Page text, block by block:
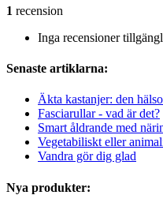
1 recension
Inga recensioner
Senaste artiklarna:
Äkta kastanjer: den
Fasciarullar - vad är det?
Smart åldrande med
Vegetabiliskt eller
Vandra gör dig glad
Nya produkter: